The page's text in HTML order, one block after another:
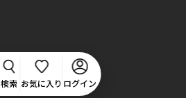
検索 お気に入り ログイン